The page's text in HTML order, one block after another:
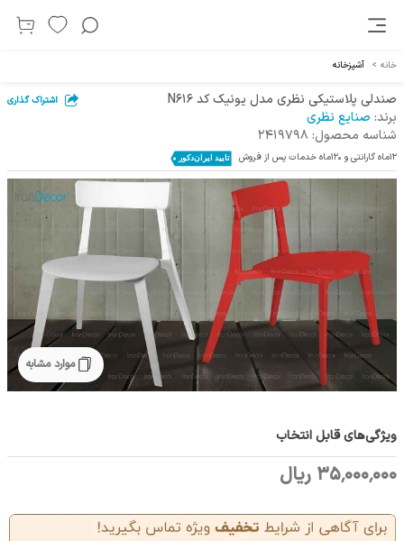
خانه > آشپزخانه
صندلی پلاستیکی نظری مدل یونیک کد N616 اشتراک گذاری
برند: صنایع نظری
شناسه محصول: 2419798
12ماه گارانتی و 120ماه خدمات پس از فروش
موارد مشابه
ویژگی‌های قابل انتخاب
35٬000٬000 ریال